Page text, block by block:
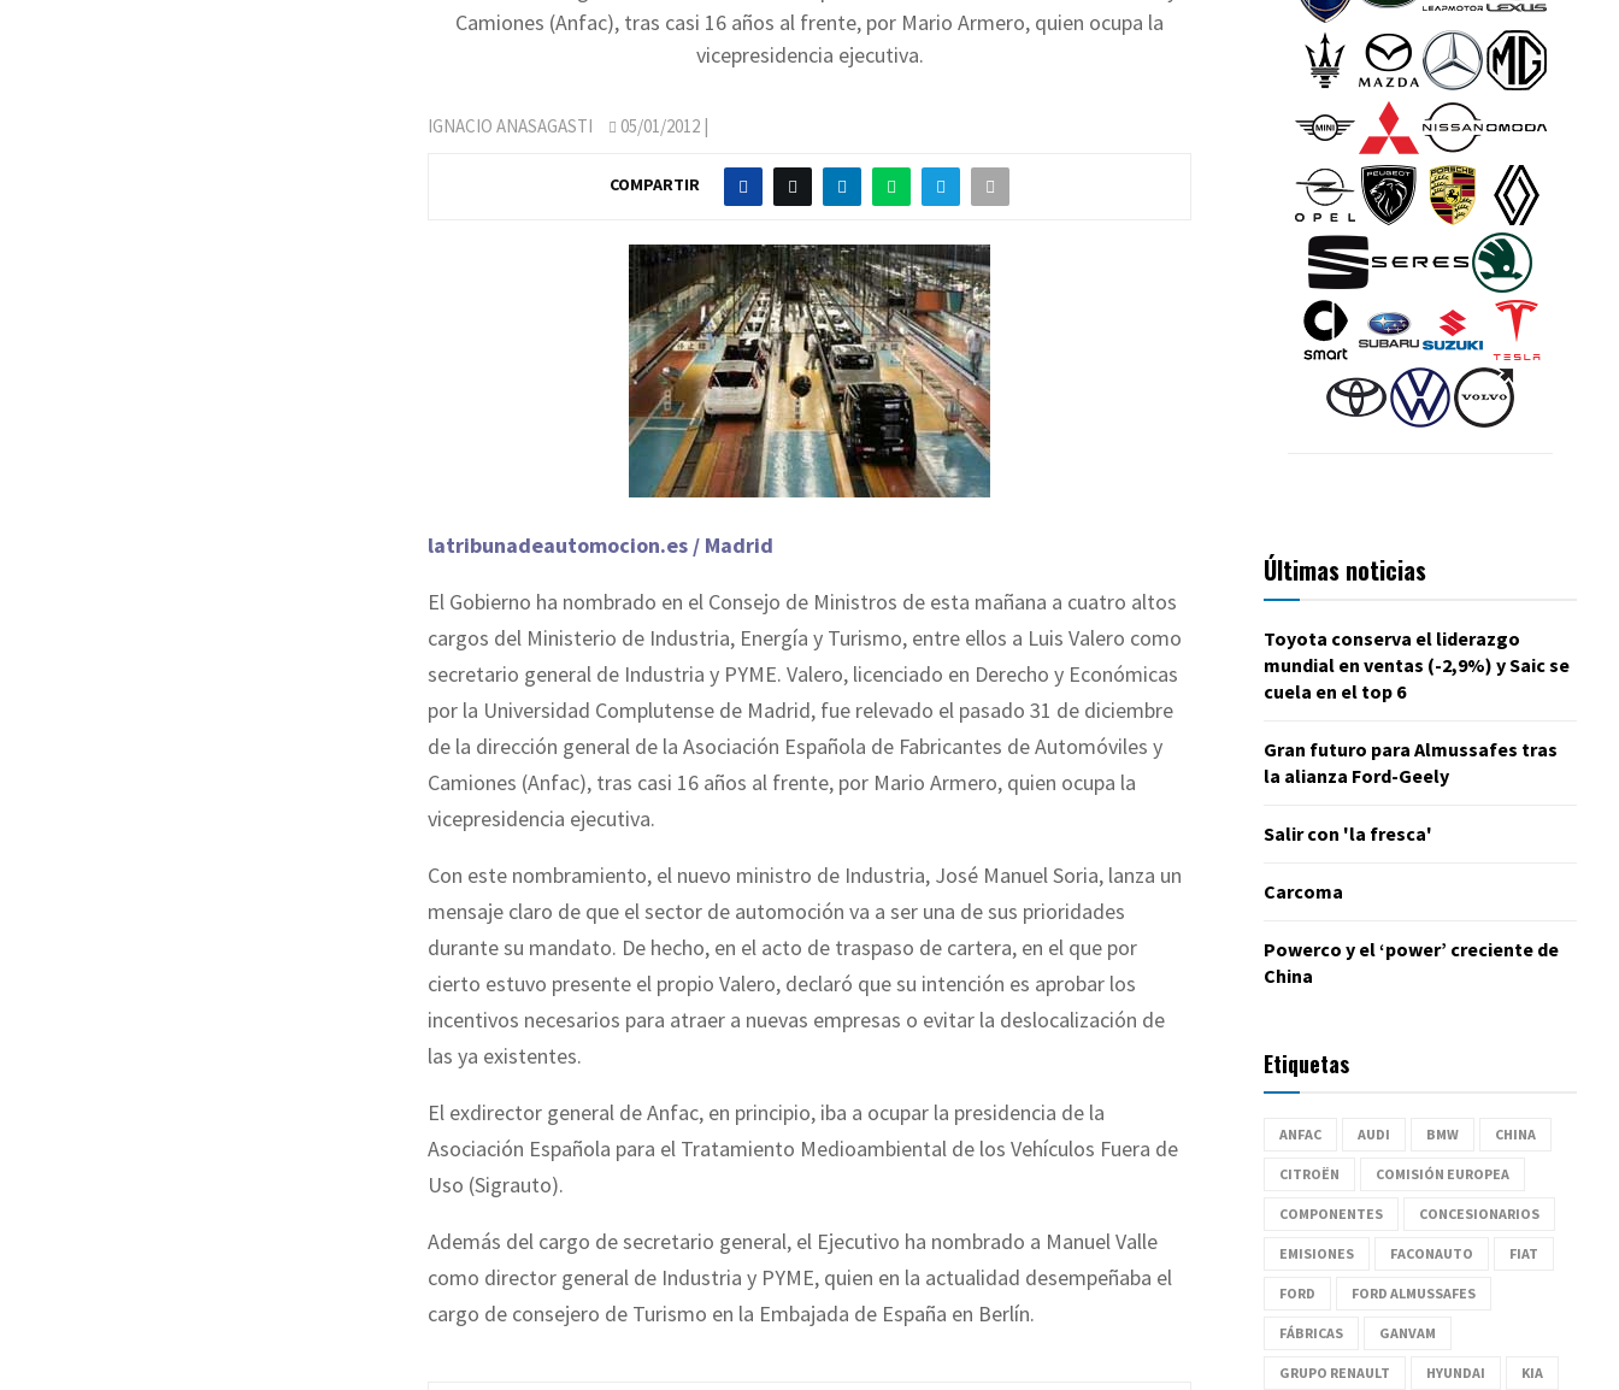
Camiones (Anfac), tras casi 16 años al frente, por Mario Armero, quien ocupa la
vicepresidencia ejecutiva.
IGNACIO ANASAGASTI 05/01/2012 |
COMPARTIR
latribunadeautomocion.es / Madrid
El Gobierno ha nombrado en el Consejo de Ministros de esta mañana a cuatro altos
cargos del Ministerio de Industria, Energía y Turismo, entre ellos a Luis Valero como
secretario general de Industria y PYME. Valero, licenciado en Derecho y Económicas
por la Universidad Complutense de Madrid, fue relevado el pasado 31 de diciembre
de la dirección general de la Asociación Española de Fabricantes de Automóviles y
Camiones (Anfac), tras casi 16 años al frente, por Mario Armero, quien ocupa la
vicepresidencia ejecutiva.
Con este nombramiento, el nuevo ministro de Industria, José Manuel Soria, lanza un
mensaje claro de que el sector de automoción va a ser una de sus prioridades
durante su mandato. De hecho, en el acto de traspaso de cartera, en el que por
cierto estuvo presente el propio Valero, declaró que su intención es aprobar los
incentivos necesarios para atraer a nuevas empresas o evitar la deslocalización de
las ya existentes.
El exdirector general de Anfac, en principio, iba a ocupar la presidencia de la
Asociación Española para el Tratamiento Medioambiental de los Vehículos Fuera de
Uso (Sigrauto).
Además del cargo de secretario general, el Ejecutivo ha nombrado a Manuel Valle
como director general de Industria y PYME, quien en la actualidad desempeñaba el
cargo de consejero de Turismo en la Embajada de España en Berlín.
Últimas noticias
Toyota conserva el liderazgo
mundial en ventas (-2,9%) y Saic se
cuela en el top 6
Gran futuro para Almussafes tras
la alianza Ford-Geely
Salir con 'la fresca'
Carcoma
Powerco y el ‘power’ creciente de
China
Etiquetas
ANFAC AUDI BMW CHINA
CITROËN COMISIÓN EUROPEA
COMPONENTES CONCESIONARIOS
EMISIONES FACONAUTO FIAT
FORD FORD ALMUSSAFES
FÁBRICAS GANVAM
GRUPO RENAULT HYUNDAI KIA